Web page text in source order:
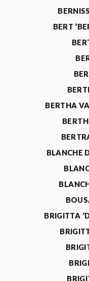
BERT
BERTHA
BLANCHE
BRIGITTA